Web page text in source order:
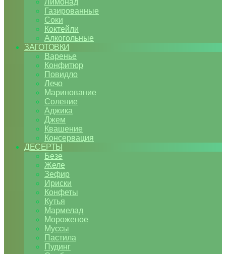
Лимонад
Газированные
Соки
Коктейли
Алкогольные
ЗАГОТОВКИ
Варенье
Конфитюр
Повидло
Лечо
Маринование
Соление
Аджика
Джем
Квашение
Консервация
ДЕСЕРТЫ
Безе
Желе
Зефир
Ириски
Конфеты
Кутья
Мармелад
Мороженое
Муссы
Пастила
Пудинг